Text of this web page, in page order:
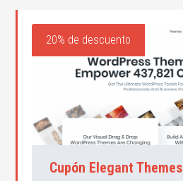
20% de descuento
Cupón Elegant Themes